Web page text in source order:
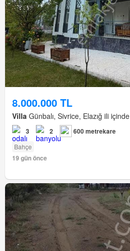
8.000.000 TL
Villa Günbalı, Sivrice, Elazığ ili içinde
3 2 600 metrekare
Bahçe
19 gün önce